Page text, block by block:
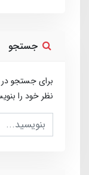
جستجو
برای جستجو
نظر خود را